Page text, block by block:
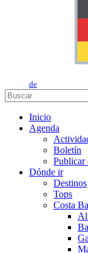
de
Inicio
Agenda
Boletín
Publicar
Dónde ir
Destinos
Tops
Costa